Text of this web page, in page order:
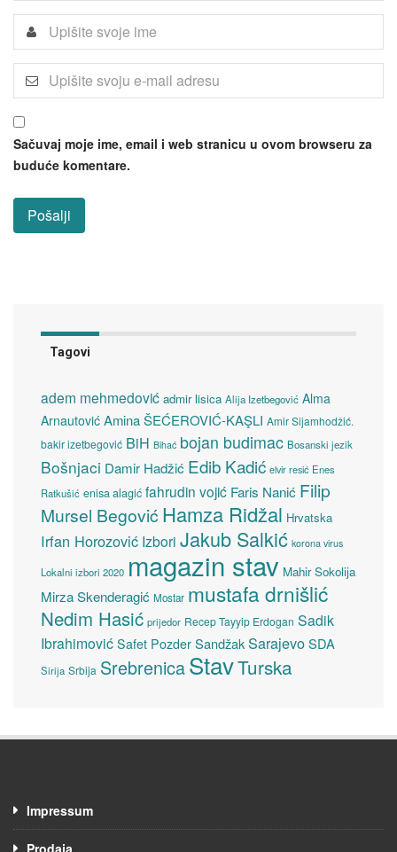
Sačuvaj moje ime, email i web stranicu u ovom browseru za
buduće komentare.
Tagovi
adem mehmedović admir lisica Alija Izetbegović Alma
Arnautović Amina ŠEĆEROVIĆ-KAŞLI Amir Sijamhodžić.
bakir izetbegović BiH Bihać bojan budimac Bosanski jezik
Bošnjaci Damir Hadžić Edib Kadić elvir resić Enes
Ratkušić enisa alagić fahrudin vojić Faris Nanić Filip
Mursel Begović Hamza Ridžal Hrvatska
Irfan Horozović Izbori Jakub Salkić korona virus
Lokalni izbori 2020 magazin stav Mahir Sokolija
Mirza Skenderagić Mostar mustafa drnišlić
Nedim Hasić prijedor Recep Tayyip Erdogan Sadik
Ibrahimović Safet Pozder SandžakSarajevoSDA
Sirija Srbija SrebrenicaStavTurska
Impressum
Prodaja